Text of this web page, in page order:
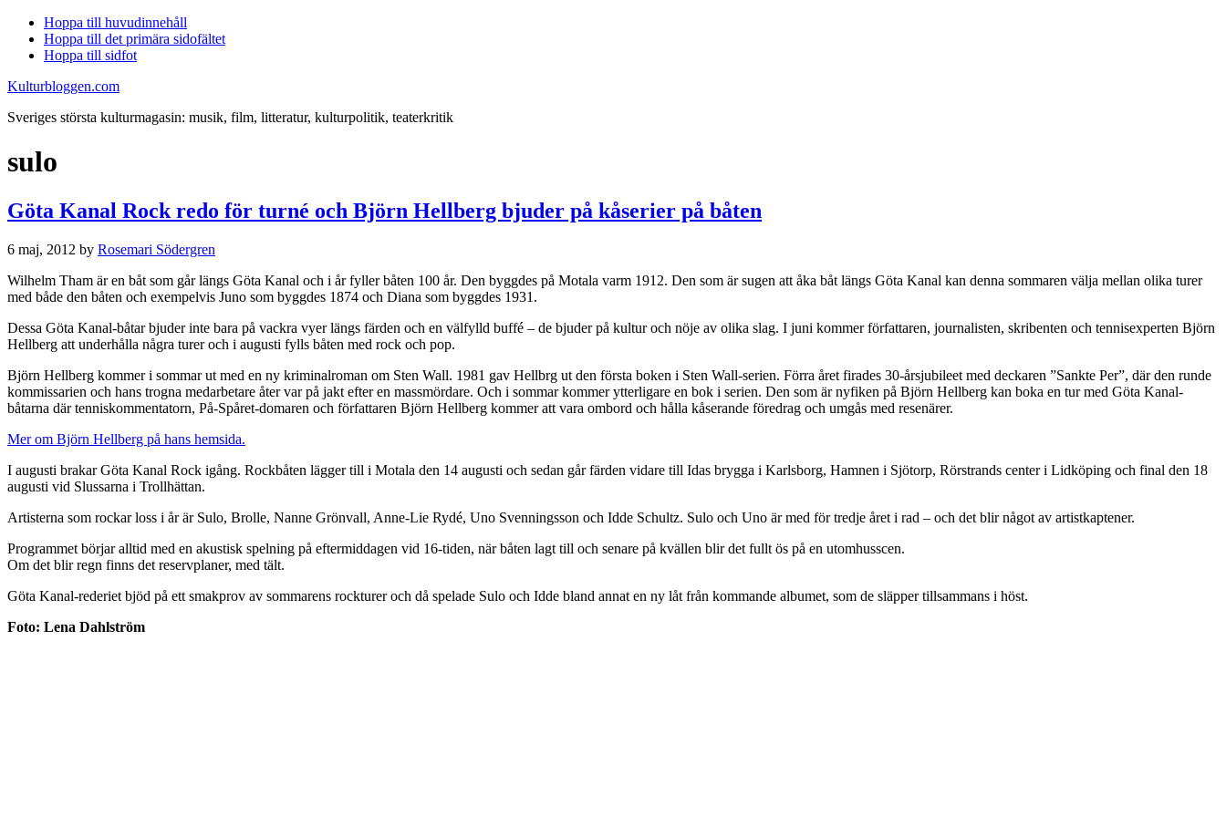
Hoppa till huvudinnehåll
Hoppa till det primära sidofältet
Hoppa till sidfot
Kulturbloggen.com
Sveriges största kulturmagasin: musik, film, litteratur, kulturpolitik, teaterkritik
sulo
Göta Kanal Rock redo för turné och Björn Hellberg bjuder på kåserier på båten
6 maj, 2012 by Rosemari Södergren
Wilhelm Tham är en båt som går längs Göta Kanal och i år fyller båten 100 år. Den byggdes på Motala varm 1912. Den som är sugen att åka båt längs Göta Kanal kan denna sommaren välja mellan olika turer
med både den båten och exempelvis Juno som byggdes 1874 och Diana som byggdes 1931.
Dessa Göta Kanal-båtar bjuder inte bara på vackra vyer längs färden och en välfylld buffé – de bjuder på kultur och nöje av olika slag. I juni kommer författaren, journalisten, skribenten och tennisexperten Björn
Hellberg att underhålla några turer och i augusti fylls båten med rock och pop.
Björn Hellberg kommer i sommar ut med en ny kriminalroman om Sten Wall. 1981 gav Hellbrg ut den första boken i Sten Wall-serien. Förra året firades 30-årsjubileet med deckaren ”Sankte Per”, där den runde
kommissarien och hans trogna medarbetare åter var på jakt efter en massmördare. Och i sommar kommer ytterligare en bok i serien. Den som är nyfiken på Björn Hellberg kan boka en tur med Göta Kanal-
båtarna där tenniskommentatorn, På-Spåret-domaren och författaren Björn Hellberg kommer att vara ombord och hålla kåserande föredrag och umgås med resenärer.
Mer om Björn Hellberg på hans hemsida.
I augusti brakar Göta Kanal Rock igång. Rockbåten lägger till i Motala den 14 augusti och sedan går färden vidare till Idas brygga i Karlsborg, Hamnen i Sjötorp, Rörstrands center i Lidköping och final den 18
augusti vid Slussarna i Trollhättan.
Artisterna som rockar loss i år är Sulo, Brolle, Nanne Grönvall, Anne-Lie Rydé, Uno Svenningsson och Idde Schultz. Sulo och Uno är med för tredje året i rad – och det blir något av artistkaptener.
Programmet börjar alltid med en akustisk spelning på eftermiddagen vid 16-tiden, när båten lagt till och senare på kvällen blir det fullt ös på en utomhusscen.
Om det blir regn finns det reservplaner, med tält.
Göta Kanal-rederiet bjöd på ett smakprov av sommarens rockturer och då spelade Sulo och Idde bland annat en ny låt från kommande albumet, som de släpper tillsammans i höst.
Foto: Lena Dahlström